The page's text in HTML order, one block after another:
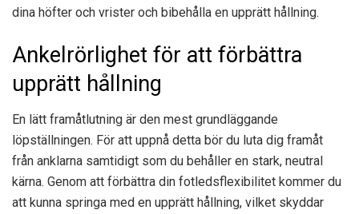
dina höfter och vrister och bibehålla en upprätt hållning.
Ankelrörlighet för att förbättra
upprätt hållning
En lätt framåtlutning är den mest grundläggande
löpställningen. För att uppnå detta bör du luta dig framåt
från anklarna samtidigt som du behåller en stark, neutral
kärna. Genom att förbättra din fotledsflexibilitet kommer du
att kunna springa med en upprätt hållning, vilket skyddar